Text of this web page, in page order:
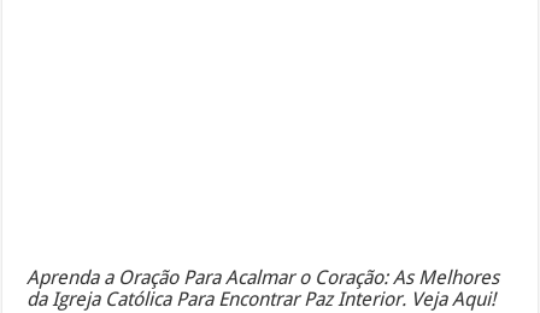
Aprenda a Oração Para Acalmar o Coração: As Melhores
da Igreja Católica Para Encontrar Paz Interior. Veja Aqui!